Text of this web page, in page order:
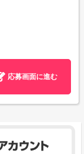
応募画面に進む